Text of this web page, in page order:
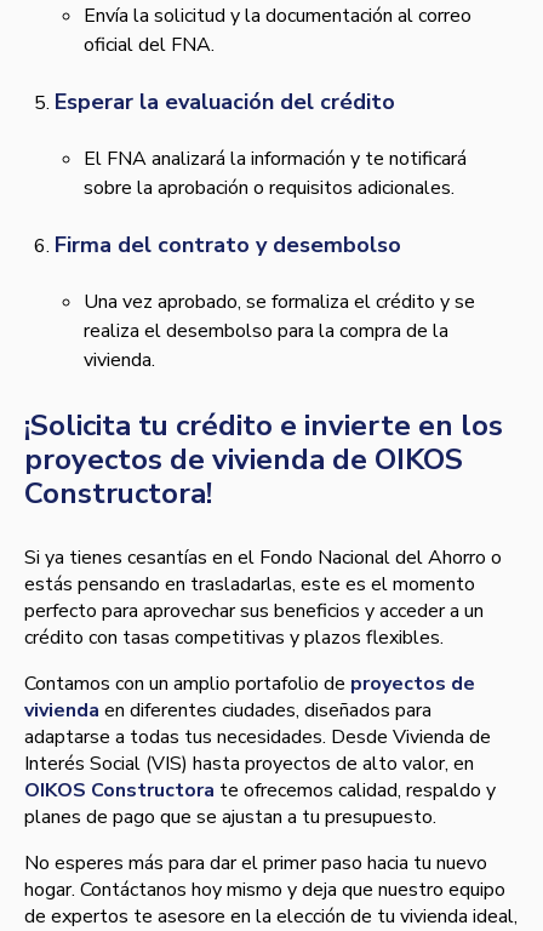
Envía la solicitud y la documentación al correo
oficial del FNA.
Esperar la evaluación del crédito
El FNA analizará la información y te notificará
sobre la aprobación o requisitos adicionales.
Firma del contrato y desembolso
Una vez aprobado, se formaliza el crédito y se
realiza el desembolso para la compra de la
vivienda.
¡Solicita tu crédito e invierte en los
proyectos de vivienda de OIKOS
Constructora!
Si ya tienes cesantías en el Fondo Nacional del Ahorro o
estás pensando en trasladarlas, este es el momento
perfecto para aprovechar sus beneficios y acceder a un
crédito con tasas competitivas y plazos flexibles.
Contamos con un amplio portafolio de proyectos de
vivienda en diferentes ciudades, diseñados para
adaptarse a todas tus necesidades. Desde Vivienda de
Interés Social (VIS) hasta proyectos de alto valor, en
OIKOS Constructora te ofrecemos calidad, respaldo y
planes de pago que se ajustan a tu presupuesto.
No esperes más para dar el primer paso hacia tu nuevo
hogar. Contáctanos hoy mismo y deja que nuestro equipo
de expertos te asesore en la elección de tu vivienda ideal,